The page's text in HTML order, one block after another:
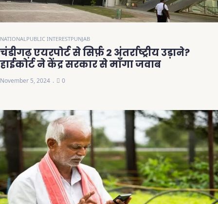
NATIONAL PUBLIC INTERESTPUNJAB
चंडीगढ़ एयरपोर्ट से सिर्फ़ 2 अंतर्राष्ट्रीय उड़ाने?
हाईकोर्ट ने केंद्र सरकार से माँगा जवाब
November 5, 2024 0